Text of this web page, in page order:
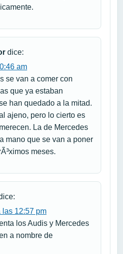
dice:
am
se van a comer con
que ya estaban
han quedado a la mitad.
ajeno, pero lo cierto es
La de Mercedes
mano que se van a poner
meses.
las 12:57 pm
los Audis y Mercedes
a nombre de